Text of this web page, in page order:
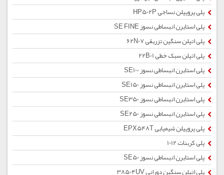
پلی پروپیلن نساجی HP502P
پلی استایرن انبساطی نسوز SE FINE
پلی اتیلن سنگین تزریقی 62N07
پلی اتیلن سبک خطی 22B01
پلی استایرن انبساطی نسوز SE100
پلی استایرن انبساطی نسوز SE150
پلی استایرن انبساطی نسوز SE350
پلی استایرن انبساطی نسوز SE250
پلی پروپیلن شیمیایی EPX548T
پلی کربنات 1012
پلی استایرن انبساطی نسوز SE50
پلی اتیلن سنگین دورانی 38504UV